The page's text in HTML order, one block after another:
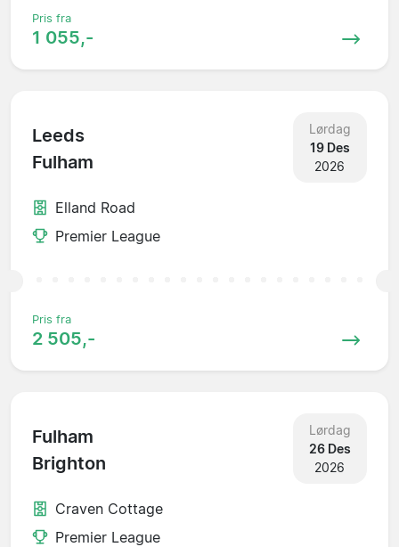
Pris fra
1 055,-
Leeds
Fulham
Lørdag
19 Des
2026
Elland Road
Premier League
Pris fra
2 505,-
Fulham
Brighton
Lørdag
26 Des
2026
Craven Cottage
Premier League